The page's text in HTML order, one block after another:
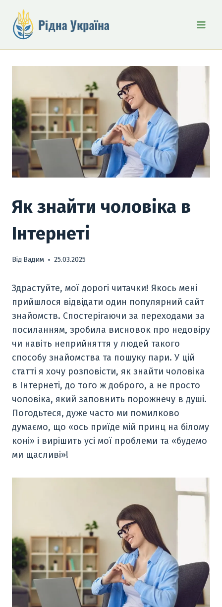
вмісту
Як знайти чоловіка в
Інтернеті
Від Вадим 25.03.2025
Здрастуйте, мої дорогі читачки! Якось мені
прийшлося відвідати один популярний сайт
знайомств. Спостерігаючи за переходами за
посиланням, зробила висновок про недовіру
чи навіть неприйняття у людей такого
способу знайомства та пошуку пари. У цій
статті я хочу розповісти, як знайти чоловіка
в Інтернеті, до того ж доброго, а не просто
чоловіка, який заповнить порожнечу в душі.
Погодьтеся, дуже часто ми помилково
думаємо, що «ось приїде мій принц на білому
коні» і вирішить усі мої проблеми та «будемо
ми щасливі»!